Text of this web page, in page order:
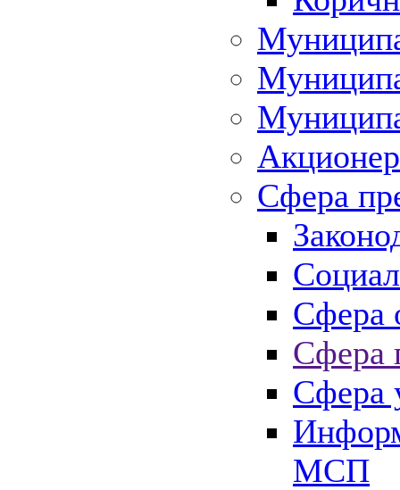
Сфера
Сфера
Сфера
Сфера
МСП